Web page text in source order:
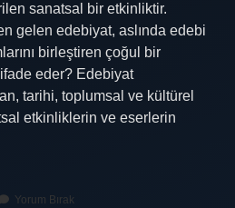
sanatsal bir etkinliktir.
gelen edebiyat, aslında edebi
birleştiren çoğul bir
eder? Edebiyat
tarihi, toplumsal ve kültürel
etkinliklerin ve eserlerin
Yorum Bırak